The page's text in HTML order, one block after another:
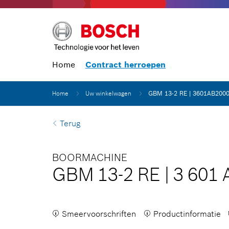
Home Contract herroepen
Home Uw winkelwagen GBM 13-2 RE | 3601AB2000
Terug
BOORMACHINE
GBM 13-2 RE | 3 601
Smeervoorschriften Productinformatie